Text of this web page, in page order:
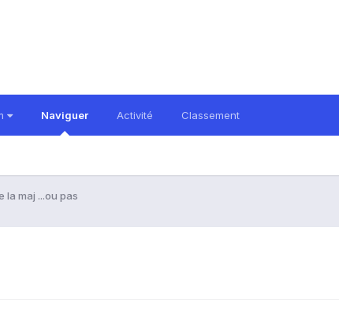
Naviguer Activité Classement
la maj ...ou pas